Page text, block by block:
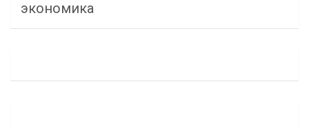
экономика